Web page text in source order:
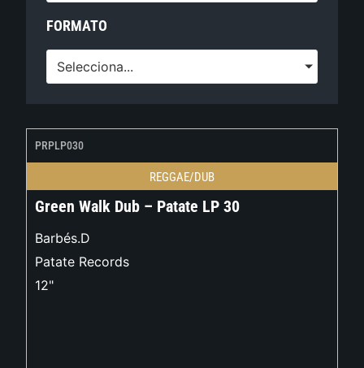
FORMATO
Selecciona...
PRPLP030
REGGAE/DUB
Green Walk Dub – Patate LP 30
Barbés.D
Patate Records
12"